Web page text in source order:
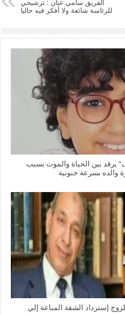
الفريق سامي عنان : ترشيحي
للرئاسة شائعة ولا أفكر فيه حاليا
بين الحياة والموت بسبب
والده بسرعة جنونية
إسترداد الشقة المباعة إلي